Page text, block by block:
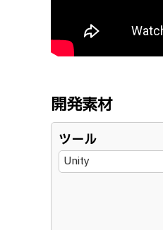
開発素材
ツール
Unity